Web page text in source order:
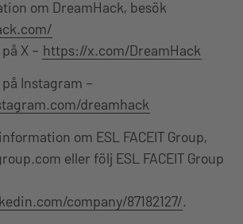
om DreamHack, besök
X – https://x.com/DreamHack
Instagram –
dreamhack
om ESL FACEIT Group,
eller följ ESL FACEIT Group
company/87182127/.